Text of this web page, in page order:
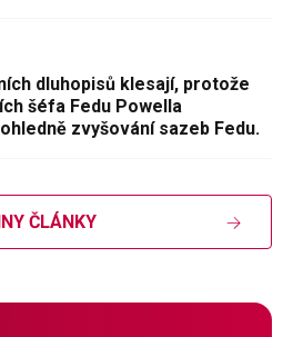
dluhopisů klesají, protože
šéfa Fedu Powella
zvyšování sazeb Fedu.
ČLÁNKY